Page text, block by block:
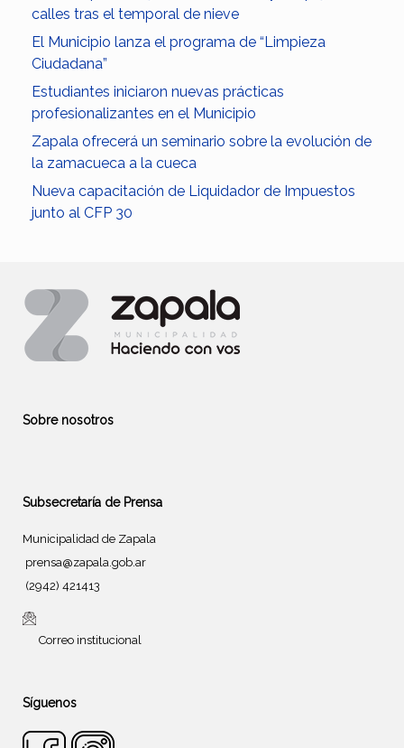
calles tras el temporal de nieve
El Municipio lanza el programa de “Limpieza
Ciudadana”
Estudiantes iniciaron nuevas prácticas
profesionalizantes en el Municipio
Zapala ofrecerá un seminario sobre la evolución de
la zamacueca a la cueca
Nueva capacitación de Liquidador de Impuestos
junto al CFP 30
Sobre nosotros
Subsecretaría de Prensa
Municipalidad de Zapala
prensa@zapala.gob.ar
(2942) 421413
Correo institucional
Síguenos